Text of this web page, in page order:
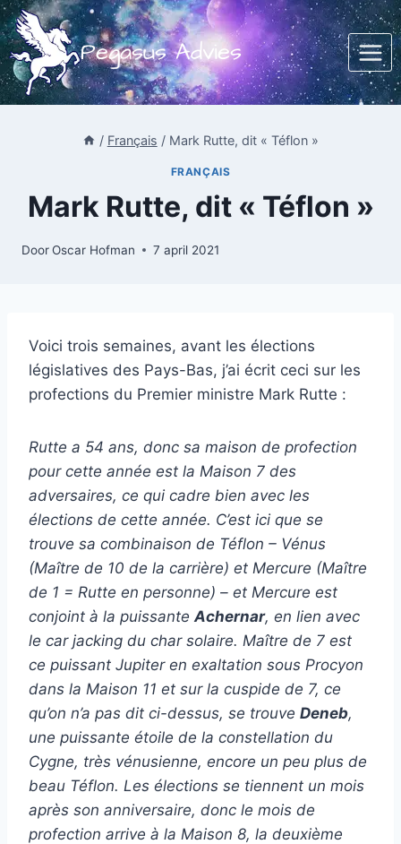
Doorgaan
naar
inhoud
Pegasus Advies
/ Français / Mark Rutte, dit « Téflon »
FRANÇAIS
Mark Rutte, dit « Téflon »
DoorOscar Hofman 7 april 2021
Voici trois semaines, avant les élections
législatives des Pays-Bas, j’ai écrit ceci sur les
profections du Premier ministre Mark Rutte :
Rutte a 54 ans, donc sa maison de profection
pour cette année est la Maison 7 des
adversaires, ce qui cadre bien avec les
élections de cette année. C’est ici que se
trouve sa combinaison de Téflon – Vénus
(Maître de 10 de la carrière) et Mercure (Maître
de 1 = Rutte en personne) – et Mercure est
conjoint à la puissanteAchernar, en lien avec
le car jacking du char solaire. Maître de 7 est
ce puissant Jupiter en exaltation sous Procyon
dans la Maison 11 et sur la cuspide de 7, ce
qu’on n’a pas dit ci-dessus, se trouve Deneb,
une puissante étoile de la constellation du
Cygne, très vénusienne, encore un peu plus de
beau Téflon. Les élections se tiennent un mois
après son anniversaire, donc le mois de
profection arrive à la Maison 8, la deuxième